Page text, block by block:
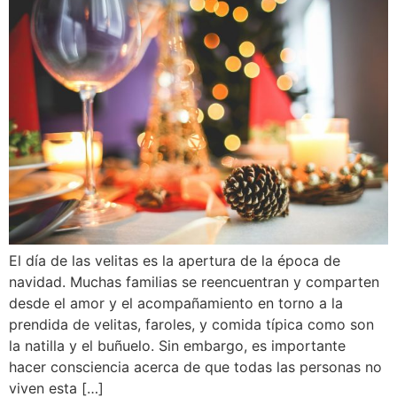
El día de las velitas es la apertura de la época de
navidad. Muchas familias se reencuentran y comparten
desde el amor y el acompañamiento en torno a la
prendida de velitas, faroles, y comida típica como son
la natilla y el buñuelo. Sin embargo, es importante
hacer consciencia acerca de que todas las personas no
viven esta […]